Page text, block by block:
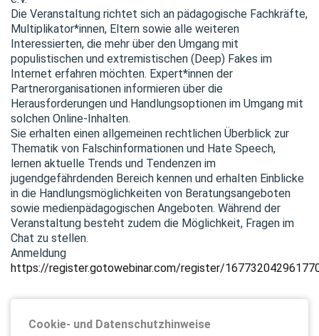
Die Veranstaltung richtet sich an pädagogische Fachkräfte,
Multiplikator*innen, Eltern sowie alle weiteren
Interessierten, die mehr über den Umgang mit
populistischen und extremistischen (Deep) Fakes im
Internet erfahren möchten. Expert*innen der
Partnerorganisationen informieren über die
Herausforderungen und Handlungsoptionen im Umgang mit
solchen Online-Inhalten.
Sie erhalten einen allgemeinen rechtlichen Überblick zur
Thematik von Falschinformationen und Hate Speech,
lernen aktuelle Trends und Tendenzen im
jugendgefährdenden Bereich kennen und erhalten Einblicke
in die Handlungsmöglichkeiten von Beratungsangeboten
sowie medienpädagogischen Angeboten. Während der
Veranstaltung besteht zudem die Möglichkeit, Fragen im
Chat zu stellen.
Anmeldung
https://register.gotowebinar.com/register/
Cookie- und Datenschutzhinweise